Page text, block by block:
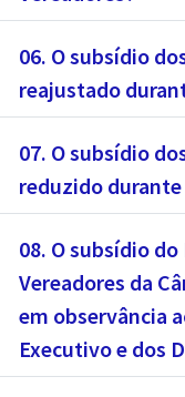
06. O subsídio
reajustado
07. O subsídio
reduzido
08. O subsídio
Vereadores da
em observância
Executivo e dos